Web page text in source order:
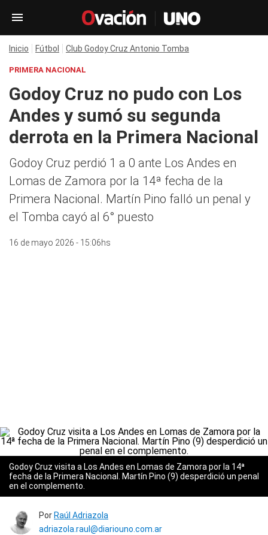
Inicio Fútbol Club Godoy Cruz Antonio Tomba
PRIMERA NACIONAL
Godoy Cruz no pudo con Los
Andes y sumó su segunda
derrota en la Primera Nacional
Godoy Cruz perdió 1 a 0 ante Los Andes en
Lomas de Zamora por la 14ª fecha de la
Primera Nacional. Martín Pino falló un penal y
el Tomba cayó al 6° puesto
16 de mayo 2026 - 15:06hs
Godoy Cruz visita a Los Andes en Lomas de Zamora por la 14ª
fecha de la Primera Nacional. Martín Pino (9) desperdició un penal
en el complemento.
Por Raúl Adriazola
adriazola.raul@diariouno.com.ar